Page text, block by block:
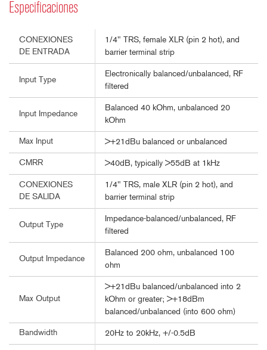
Especificaciones
CONEXIONES
DE ENTRADA
1/4" TRS, female XLR (pin 2 hot), and
barrier terminal strip
Input Type
Electronically balanced/unbalanced, RF
filtered
Input Impedance
Balanced 40 kOhm, unbalanced 20
kOhm
Max Input >+21dBu balanced or unbalanced
CMRR >40dB, typically >55dB at 1kHz
CONEXIONES
DE SALIDA
1/4" TRS, male XLR (pin 2 hot), and
barrier terminal strip
Output Type
Impedance-balanced/unbalanced, RF
filtered
Output Impedance
Balanced 200 ohm, unbalanced 100
ohm
Max Output
>+21dBu balanced/unbalanced into 2
kOhm or greater; >+18dBm
balanced/unbalanced (into 600 ohm)
Bandwidth 20Hz to 20kHz, +/-0.5dB